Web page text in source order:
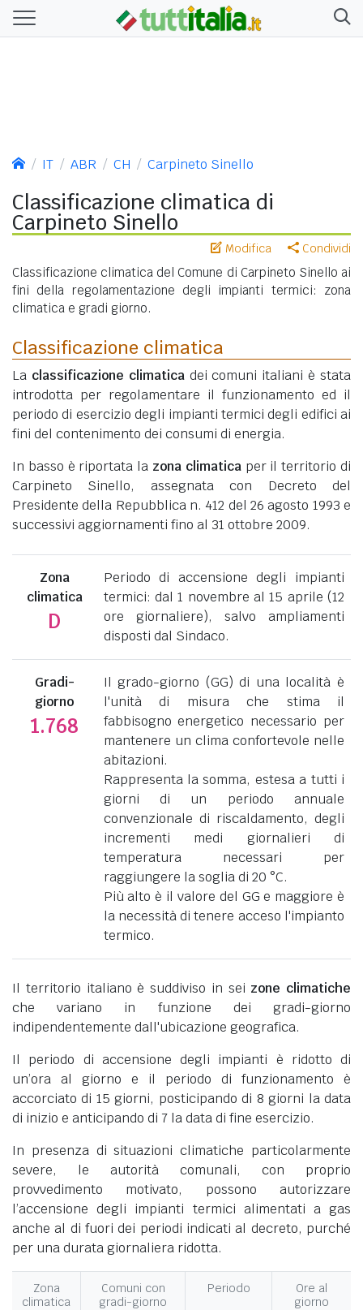
IT ABR CH Carpineto Sinello
Classificazione climatica di
Carpineto Sinello
Modifica Condividi
Classificazione climatica del Comune di Carpineto Sinello ai
fini della regolamentazione degli impianti termici: zona
climatica e gradi giorno.
Classificazione climatica
La classificazione climaticadei comuni italiani è stata
introdotta per regolamentare il funzionamento ed il
periodo di esercizio degli impianti termici degli edifici ai
fini del contenimento dei consumi di energia.
In basso è riportata la zona climaticaper il territorio di
Carpineto Sinello, assegnata con Decreto del
Presidente della Repubblica n. 412 del 26 agosto 1993 e
successivi aggiornamenti fino al 31 ottobre 2009.
Zona
climatica
D
Periodo di accensione degli impianti
termici: dal 1 novembre al 15 aprile (12
ore giornaliere), salvo ampliamenti
disposti dal Sindaco.
Gradi-
giorno
1.768
Il grado-giorno (GG) di una località è
l'unità di misura che stima il
fabbisogno energetico necessario per
mantenere un clima confortevole nelle
abitazioni.
Rappresenta la somma, estesa a tutti i
giorni di un periodo annuale
convenzionale di riscaldamento, degli
incrementi medi giornalieri di
temperatura necessari per
raggiungere la soglia di 20 °C.
Più alto è il valore del GG e maggiore è
la necessità di tenere acceso l'impianto
termico.
Il territorio italiano è suddiviso in sei zone climatiche
che variano in funzione dei gradi-giorno
indipendentemente dall'ubicazione geografica.
Il periodo di accensione degli impianti è ridotto di
un’ora al giorno e il periodo di funzionamento è
accorciato di 15 giorni, posticipando di 8 giorni la data
di inizio e anticipando di 7 la data di fine esercizio.
In presenza di situazioni climatiche particolarmente
severe, le autorità comunali, con proprio
provvedimento motivato, possono autorizzare
l’accensione degli impianti termici alimentati a gas
anche al di fuori dei periodi indicati al decreto, purché
per una durata giornaliera ridotta.
Zona
climatica
Comuni con
gradi-giorno
Periodo
Ore al
giorno